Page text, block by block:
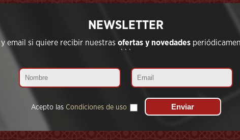
NEWSLETTER
email si quiere recibir nuestras ofertas y novedades
```
Acepto las Condiciones de uso